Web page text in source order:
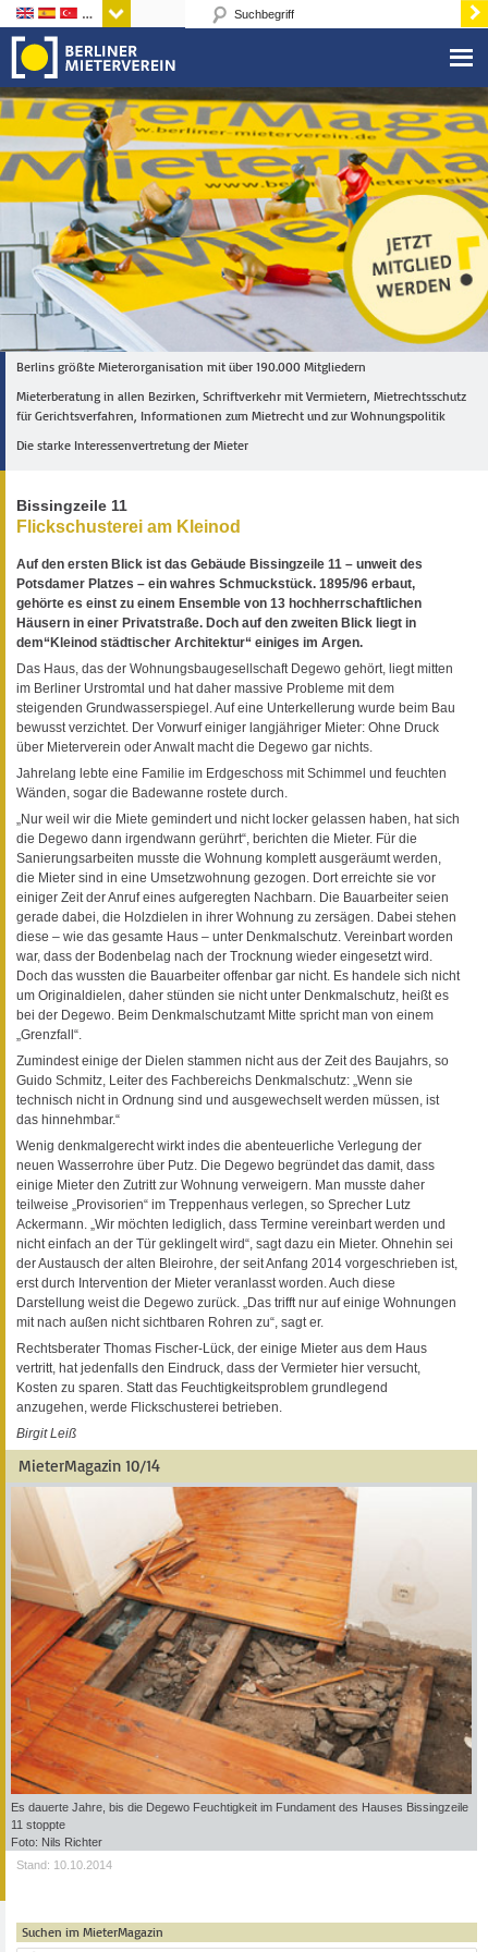
Sprachen
Berlins größte Mieterorganisation mit über 190.000 Mitgliedern
Mieterberatung in allen Bezirken, Schriftverkehr mit Vermietern, Mietrechtsschutz
für Gerichtsverfahren, Informationen zum Mietrecht und zur Wohnungspolitik
Die starke Interessenvertretung der Mieter
Bissingzeile 11
Flickschusterei am Kleinod
Auf den ersten Blick ist das Gebäude Bissingzeile 11 – unweit des
Potsdamer Platzes – ein wahres Schmuckstück. 1895/96 erbaut,
gehörte es einst zu einem Ensemble von 13 hochherrschaftlichen
Häusern in einer Privatstraße. Doch auf den zweiten Blick liegt in
dem“Kleinod städtischer Architektur“ einiges im Argen.
Das Haus, das der Wohnungsbaugesellschaft Degewo gehört, liegt mitten
im Berliner Urstromtal und hat daher massive Probleme mit dem
steigenden Grundwasserspiegel. Auf eine Unterkellerung wurde beim Bau
bewusst verzichtet. Der Vorwurf einiger langjähriger Mieter: Ohne Druck
über Mieterverein oder Anwalt macht die Degewo gar nichts.
Jahrelang lebte eine Familie im Erdgeschoss mit Schimmel und feuchten
Wänden, sogar die Badewanne rostete durch.
„Nur weil wir die Miete gemindert und nicht locker gelassen haben, hat sich
die Degewo dann irgendwann gerührt“, berichten die Mieter. Für die
Sanierungsarbeiten musste die Wohnung komplett ausgeräumt werden,
die Mieter sind in eine Umsetzwohnung gezogen. Dort erreichte sie vor
einiger Zeit der Anruf eines aufgeregten Nachbarn. Die Bauarbeiter seien
gerade dabei, die Holzdielen in ihrer Wohnung zu zersägen. Dabei stehen
diese – wie das gesamte Haus – unter Denkmalschutz. Vereinbart worden
war, dass der Bodenbelag nach der Trocknung wieder eingesetzt wird.
Doch das wussten die Bauarbeiter offenbar gar nicht. Es handele sich nicht
um Originaldielen, daher stünden sie nicht unter Denkmalschutz, heißt es
bei der Degewo. Beim Denkmalschutzamt Mitte spricht man von einem
„Grenzfall“.
Zumindest einige der Dielen stammen nicht aus der Zeit des Baujahrs, so
Guido Schmitz, Leiter des Fachbereichs Denkmalschutz: „Wenn sie
technisch nicht in Ordnung sind und ausgewechselt werden müssen, ist
das hinnehmbar.“
Wenig denkmalgerecht wirkt indes die abenteuerliche Verlegung der
neuen Wasserrohre über Putz. Die Degewo begründet das damit, dass
einige Mieter den Zutritt zur Wohnung verweigern. Man musste daher
teilweise „Provisorien“ im Treppenhaus verlegen, so Sprecher Lutz
Ackermann. „Wir möchten lediglich, dass Termine vereinbart werden und
nicht einfach an der Tür geklingelt wird“, sagt dazu ein Mieter. Ohnehin sei
der Austausch der alten Bleirohre, der seit Anfang 2014 vorgeschrieben ist,
erst durch Intervention der Mieter veranlasst worden. Auch diese
Darstellung weist die Degewo zurück. „Das trifft nur auf einige Wohnungen
mit nach außen nicht sichtbaren Rohren zu“, sagt er.
Rechtsberater Thomas Fischer-Lück, der einige Mieter aus dem Haus
vertritt, hat jedenfalls den Eindruck, dass der Vermieter hier versucht,
Kosten zu sparen. Statt das Feuchtigkeitsproblem grundlegend
anzugehen, werde Flickschusterei betrieben.
Birgit Leiß
MieterMagazin 10/14
Es dauerte Jahre, bis die Degewo Feuchtigkeit im Fundament des Hauses Bissingzeile
11 stoppte
Foto: Nils Richter
Stand: 10.10.2014
Suchen im MieterMagazin